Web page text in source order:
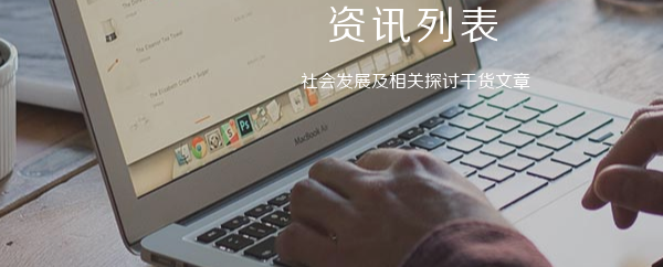
资讯列表
社会发展及相关探讨干货文章